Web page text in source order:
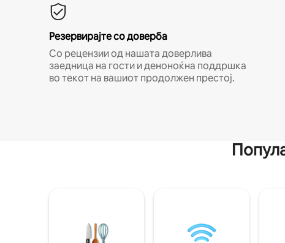
Резервирајте со доверба
Со рецензии од нашата доверлива
заедница на гости и деноноќна поддршка
во текот на вашиот продолжен престој.